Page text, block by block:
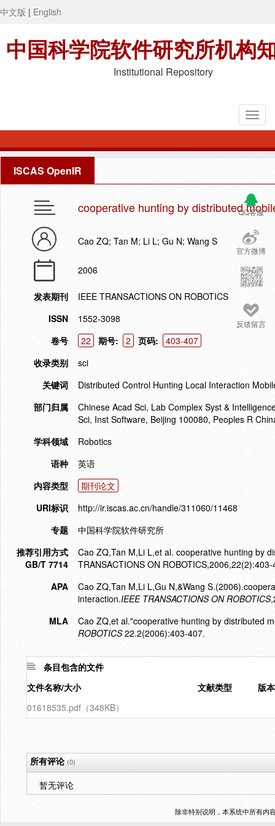
中文版 | English
中国科学院软件研究所机构
Institutional Repository
ISCAS OpenIR
QQ客服
官方微博
反馈留言
cooperative hunting by distributed
Cao ZQ; Tan M; Li L; Gu N; Wang S
2006
发表期刊
IEEE TRANSACTIONS ON ROBOTICS
ISSN
1552-3098
卷号
22 期号: 2 页码:
403-407
收录类别
sci
关键词
Distributed Control Hunting Local Interaction
部门归属
Chinese Acad Sci, Lab Complex Syst &
Sci, Inst Software, Beijing 100080, Peoples R
学科领域
Robotics
语种
英语
内容类型
期刊论文
URI标识
http://ir.iscas.ac.cn/handle/311060/11468
专题
中国科学院软件研究所
推荐引用方式
GB/T 7714
Cao ZQ,Tan M,Li L,et al. cooperative hunting by
TRANSACTIONS ON
APA
Cao ZQ,Tan M,Li L,Gu N,&Wang
interaction.IEEE TRANSACTIONS ON ROBOTICS
MLA
Cao ZQ,et al."cooperative hunting by distributed
ROBOTICS22.2(2006):403-407.
条目包含的文件
文件名称/大小
文献类型
版
01618535.pdf（348KB）
所有评论(0)
暂无评论
除非特别说明，本系统中所有内